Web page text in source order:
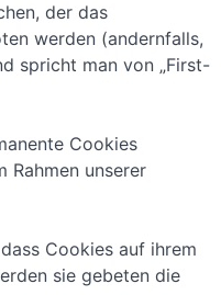
der das
werden (andernfalls,
spricht man von „First-
Cookies
Rahmen unserer
Cookies auf ihrem
sie gebeten die